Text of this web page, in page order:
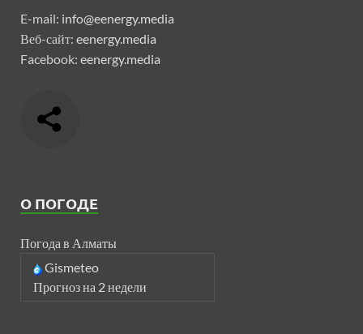
E-mail: info@eenergy.media
Веб-сайт: eenergy.media
Facebook: eenergy.media
О ПОГОДЕ
Погода в Алматы
Gismeteo
Прогноз на 2 недели